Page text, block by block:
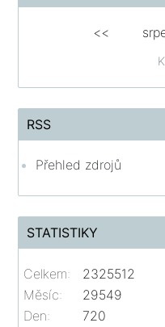
<<
RSS
Přehled zdrojů
STATISTIKY
Celkem:
2325512
Měsíc:
29549
Den:
720